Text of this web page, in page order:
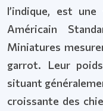
l’indique, est
Américain
Miniatures
garrot. Leur
situant
croissante des